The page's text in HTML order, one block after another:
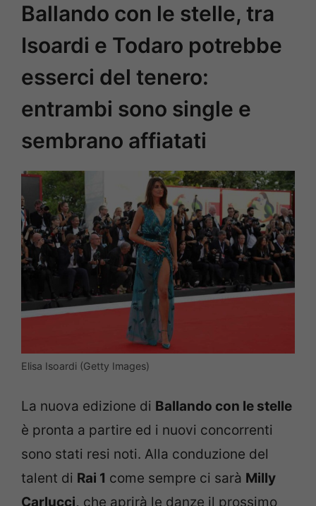
Ballando con le stelle, tra
Isoardi e Todaro potrebbe
esserci del tenero:
entrambi sono single e
sembrano affiatati
Elisa Isoardi (Getty Images)
La nuova edizione di Ballando con le stelle
è pronta a partire ed i nuovi concorrenti
sono stati resi noti. Alla conduzione del
talent di Rai 1 come sempre ci sarà Milly
Carlucci, che aprirà le danze il prossimo